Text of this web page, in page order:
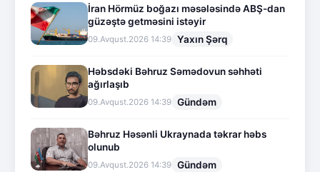
İran Hörmüz boğazı məsələsində ABŞ-dan
güzəştə getməsini istəyir
09.Avqust.2026 14:39 Yaxın Şərq
Həbsdəki Bəhruz Səmədovun səhhəti
ağırlaşıb
09.Avqust.2026 14:39 Gündəm
Bəhruz Həsənli Ukraynada təkrar həbs
olunub
09.Avqust.2026 14:39 Gündəm